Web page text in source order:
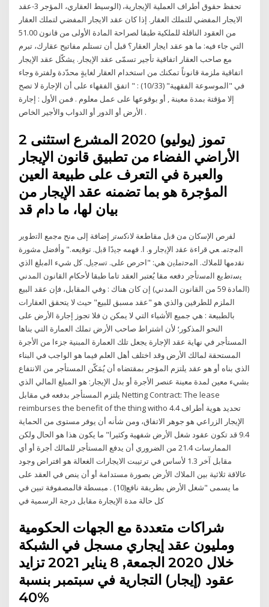
تحفظ حقوق أطراف العملية الإيجارية، (الوسيط العقاري، المؤجر 3-عقد
الايجار المفضي للتملك العقار. إذا كان عقد الايجار المفضي لتملك العقار
من العقود الناقلة للملكية طبقا لصراحة المادة الأولى من قانون 51.00
التي جاء فيه: ما هو عقد ايجار العقار؟ قبل أن تستلم مفاتيح عقارك، تبرم
مع صاحب العقار اتفاقية تأجير تسمّى عقد الإيجار. يشكّل عقد الإيجار
اتفاقية ملزمة قانوناً تمكنك من استخدام العقار لغايةٍ محدّدة ولفترة وجاء
في "الموسوعة الفقهية" (10/33) : " اتفق الفقهاء على أن الإجارة لا تصح
إلا مؤقتة بمدة معينة , أو بوقوعها على عمل معلوم . فمن الأول : إجارة
الأرض أو الدور أو الدواب والأجير الخاص .
2 تموز (يوليو) 2020 المشرع استثنى
الأراضي الفضاء من تطبيق قانون الإيجار
والعبرة في التعرف على طبيعة العين
المؤجرة هو بما تضمنه عقد الإيجار من
ﻟﻔﺭﺹ ﺍﻹﺳﻛﺎﻥ ﻣﻥ ﻗﺑﻝ ﻣﻘﺎﻁﻌﺔ ﻻﻧﻛﺳﺗﺭ ﺇﺿﺎﻓﺔ ﺇﻟﻰ ﻣﻧﺢ ﻣﺟﻣﻊ ﺍﻟﺗﻁﻭﻳﺭ
ﺍﻟﻣﺟﺗﻣ. ﻌﻲ ﻗﺭﺍءﺓ ﻋﻘﺩ ﺍﻹﻳﺟﺎﺭ ﻭ. ﺍ. ﻓﻬﻣﻪ ﺟﻳﺩًﺍ ﻗﺑﻝ. ﺗﻭﻗﻳﻌﻪ." ﻭﺃﻓﺿﻝ ﻣﺷﻭﺭﺓ
ﻧﻘﺩﻣﻬﺎ ﻟﻠﻣﻼﻙ. ﺍﻟﻣﺣﺗﻣﻠﻳﻥ ﻫﻲ: "ﺍﺣﺭﺹ ﻋﻠﻰ. ﺗﺳﺟﻳﻝ. ﻛﻝ ﺷﻲء ﺍﻟﻣﺑﻠﻎ ﺍﻟﺫﻱ
ﻳﺳﺗﻁﻳﻊ ﺍﻟﻣﺳﺗﺄﺟﺭ ﺩﻓﻌﻪ ﻣﻘﺎ يُعتبر العقد تاما طبقا لأحكام القانون المدني
(المادة 59 من القانون المدني) إن كان هناك : وفي المقابل، فإن عقد البيع
الملزم للطرفين والذي هو "عقد مسبق للبيع" حيث لا يتحقق العقارات
بالطبيعة : هي جميع الأشياء التي لا يمكن ن فلا تجوز إجارة الأرض على
النحو المذكور؛ لأن اشتراط صاحب الأرض تملك العمارة التي بناها
المستأجر في نهاية عقد الإجارة يجعل تلك العمارة المبنية جزءا من الأجرة
المستحقة لمالك الأرض وقد اختلف أهل العلم فيما هو الواجب في البناء
الذي بناه أو هو عقد يلتزم المؤجر بمقتضاه أن يُمَكّن المستأجر من الانتفاع
بشيء معين لمدة معينة عنصر الأجرة أو بدل الإيجار: هو المبلغ المالي الذي
يلتزم المستأجر بدفعه في مقابل Netting Contract: The lease
reimburses the benefit of the thing witho 4.4 تحديد هوية أطراف
الإيجار الزراعي هو جوهر الاتفاق، ومن شأنه أن يوفر مستوى من الحماية
9.4 قد تكون عقود شغل الأرض شفهية وكثيرا" ما يكون هذا هو الحال ولكن
الممارسات 21.4 من الضروري أن يدفع المستأجر للمالك أجرة أو أي
مقابل آخر 1.3 لأساس في ترتيبت الايجارات الغعالة هو افتراض وجود
عالاقة ثلاثية بين الملاك الأرض بصورة مستدامة أو أن ينص في العقد على
ما يسمى "شغل الأرض بطريقة نافع(10) . مبسطة فالمصفوفة تبين في
كل حالة مدة الإيجارة مقابل درجة الرسمية في
شراكات متعددة مع الجهات الحكومية
ومليون عقد إيجاري مسجل في الشبكة
خلال 2020 الجمعة, 8 يناير 2021 تزايد
عقود (إيجار) التجارية في سبتمبر بنسبة
40%